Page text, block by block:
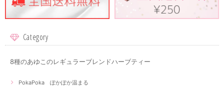
Category
8種のあゆこのレギュラーブレンドハーブティー
PokaPoka ぽかぽか温まる